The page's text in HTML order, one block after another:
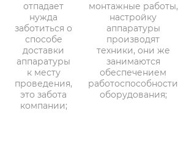
отпадает
нужда
заботиться о
способе
доставки
аппаратуры
к месту
проведения,
это забота
компании;
монтажные работы,
настройку
аппаратуры
производят
техники, они же
занимаются
обеспечением
работоспособности
оборудования;